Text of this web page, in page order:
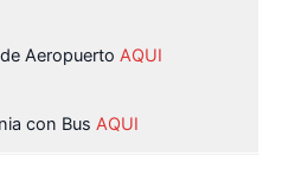
Aeropuerto AQUI
con Bus AQUI